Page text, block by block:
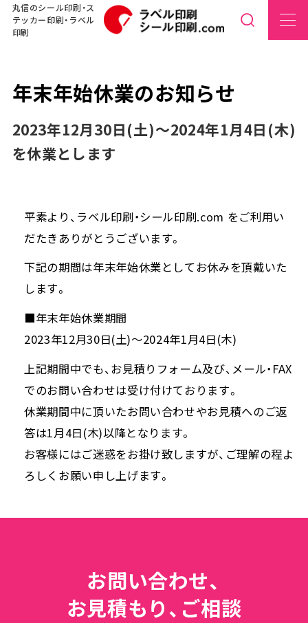
丸信のシール印刷・ス
テッカー印刷・ラベル
印刷
年末年始休業のお知らせ
2023年12月30日(土)～2024年1月4日(木)
を休業とします
平素より、ラベル印刷・シール印刷.com をご利用い
だたきありがとうございます。
下記の期間は年末年始休業としてお休みを頂戴いた
します。
■年末年始休業期間
2023年12月30日(土)～2024年1月4日(木)
上記期間中でも、お見積りフォーム及び、メール・FAX
でのお問い合わせは受け付けております。
休業期間中に頂いたお問い合わせやお見積へのご返
答は1月4日(木)以降となります。
お客様にはご迷惑をお掛け致しますが、ご理解の程よ
ろしくお願い申し上げます。
お問い合わせ、
お見積もり、ご相談